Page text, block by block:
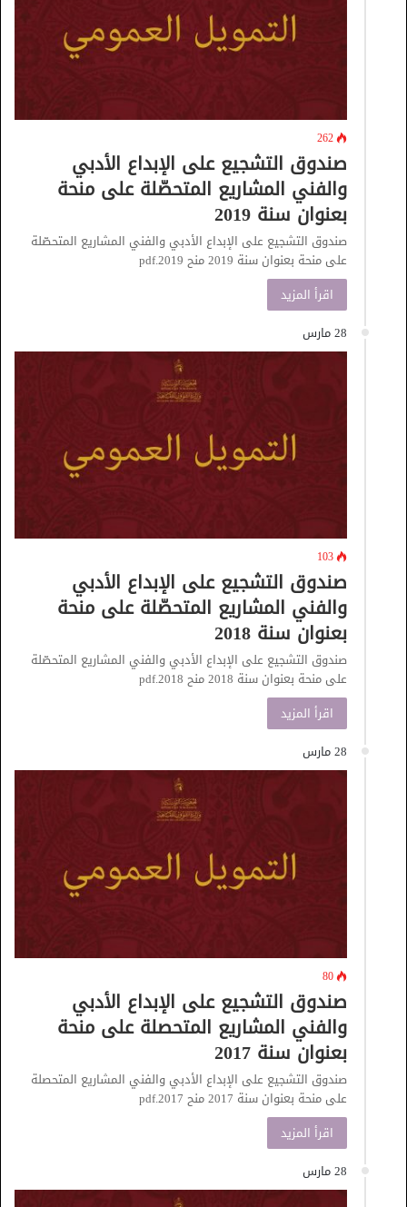
262
صندوق التشجيع على الإبداع الأدبي
والفني المشاريع المتحصّلة على منحة
بعنوان سنة 2019
صندوق التشجيع على الإبداع الأدبي والفني المشاريع المتحصّلة
على منحة بعنوان سنة 2019 منح 2019.pdf
اقرأ المزيد
28 مارس
103
صندوق التشجيع على الإبداع الأدبي
والفني المشاريع المتحصّلة على منحة
بعنوان سنة 2018
صندوق التشجيع على الإبداع الأدبي والفني المشاريع المتحصّلة
على منحة بعنوان سنة 2018 منح 2018.pdf
اقرأ المزيد
28 مارس
80
صندوق التشجيع على الإبداع الأدبي
والفني المشاريع المتحصلة على منحة
بعنوان سنة 2017
صندوق التشجيع على الإبداع الأدبي والفني المشاريع المتحصلة
على منحة بعنوان سنة 2017 منح 2017.pdf
اقرأ المزيد
28 مارس